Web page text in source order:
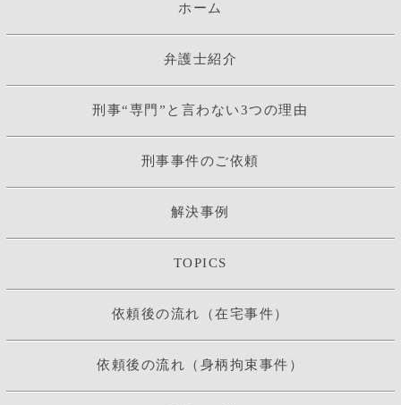
ホーム
弁護士紹介
刑事“専門”と言わない3つの理由
刑事事件のご依頼
解決事例
TOPICS
依頼後の流れ（在宅事件）
依頼後の流れ（身柄拘束事件）